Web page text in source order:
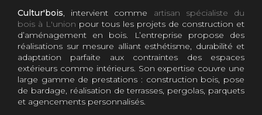
Cultur'bois, intervient comme artisan spécialiste du
bois à L'union pour tous les projets de construction et
d’aménagement en bois. L’entreprise propose des
réalisations sur mesure alliant esthétisme, durabilité et
adaptation parfaite aux contraintes des espaces
extérieurs comme intérieurs. Son expertise couvre une
large gamme de prestations : construction bois, pose
de bardage, réalisation de terrasses, pergolas, parquets
et agencements personnalisés.